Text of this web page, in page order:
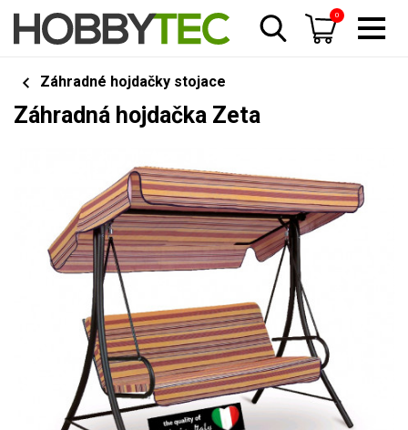
0
Záhradné hojdačky stojace
Záhradná hojdačka Zeta